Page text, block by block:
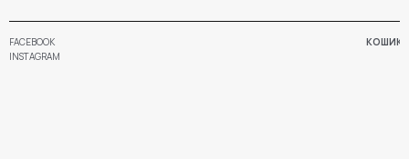
FACEBOOK КОШИК
INSTAGRAM